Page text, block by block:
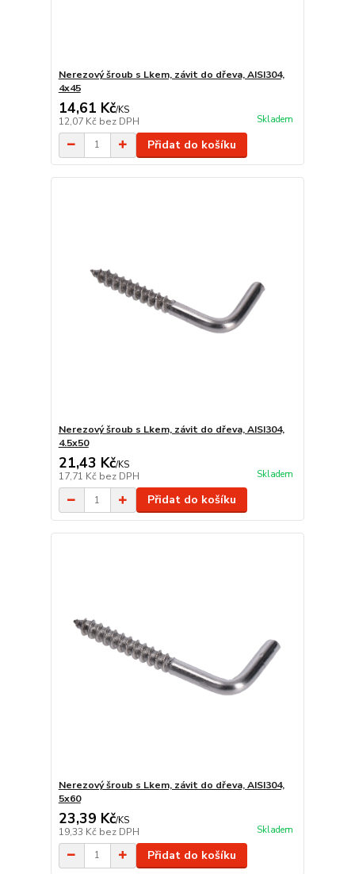
Nerezový šroub s Lkem, závit do dřeva, AISI304,
4x45
14,61 Kč/KS
12,07 Kč bez DPH Skladem
Přidat do košíku
Nerezový šroub s Lkem, závit do dřeva, AISI304,
4.5x50
21,43 Kč/KS
17,71 Kč bez DPH Skladem
Přidat do košíku
Nerezový šroub s Lkem, závit do dřeva, AISI304,
5x60
23,39 Kč/KS
19,33 Kč bez DPH Skladem
Přidat do košíku